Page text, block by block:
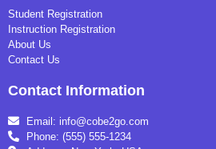
Student Registration
Instruction Registration
About Us
Contact Us
Contact Information
Email: info@cobe2go.com
Phone: (555) 555-1234